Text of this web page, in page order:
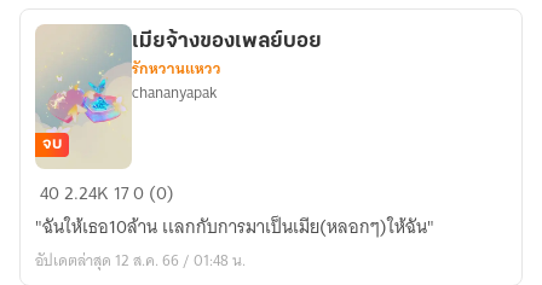
ซะ
เลย
เมีย
จ้าง
ของ
เพลย์บอย
จบ
เมียจ้างของเพลย์บอย
รักหวานแหวว
chananyapak
402.24K 170 (0)
"ฉันให้เธอ10ล้าน เเลกกับการมาเป็นเมีย(หลอกๆ)ให้ฉัน"
อัปเดตล่าสุด 12 ส.ค. 66 / 01:48 น.